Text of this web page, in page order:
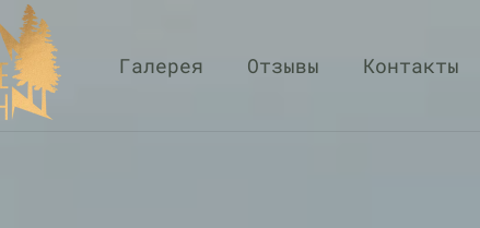
Галерея Отзывы Контакты